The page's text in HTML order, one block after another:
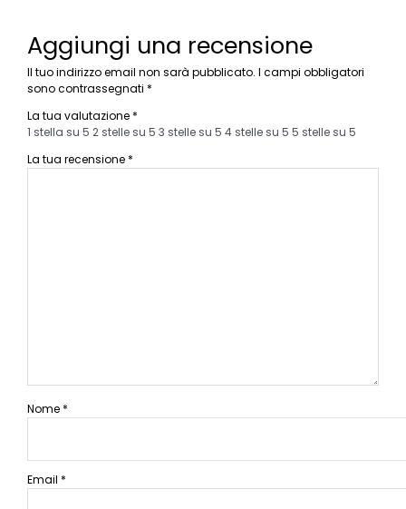
Aggiungi una recensione
Il tuo indirizzo email non sarà pubblicato. I campi obbligatori
sono contrassegnati *
La tua valutazione *
1 stella su 5 2 stelle su 5 3 stelle su 5 4 stelle su 5 5 stelle su 5
La tua recensione *
Nome *
Email *